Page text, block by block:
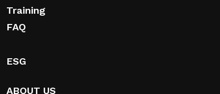
Training
FAQ
ESG
ABOUT US